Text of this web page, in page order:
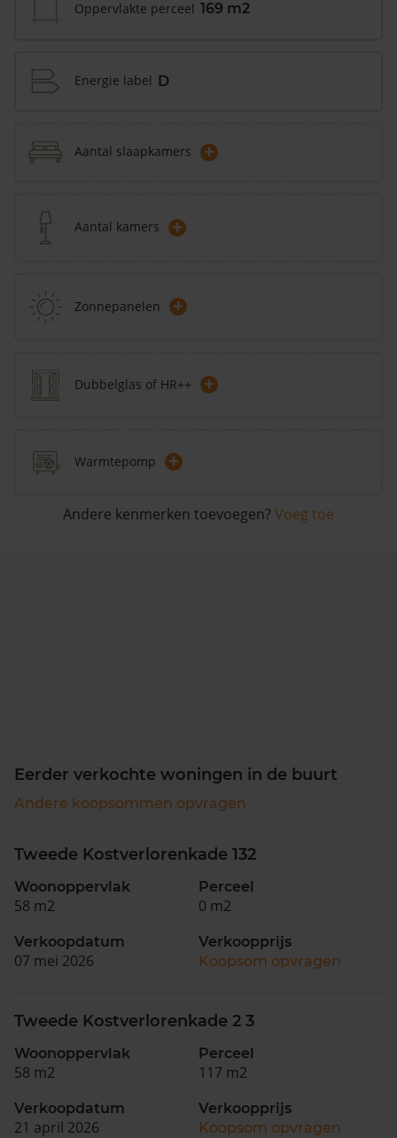
Oppervlakte perceel 169 m2
Energie label D
Aantal slaapkamers +
Aantal kamers +
Zonnepanelen +
Dubbelglas of HR++ +
Warmtepomp +
Andere kenmerken toevoegen? Voeg toe
Eerder verkochte woningen in de buurt
Andere koopsommen opvragen
Tweede Kostverlorenkade 132
Woonoppervlak
58 m2
Perceel
0 m2
Verkoopdatum
07 mei 2026
Verkoopprijs
Koopsom opvragen
Tweede Kostverlorenkade 2 3
Woonoppervlak
58 m2
Perceel
117 m2
Verkoopdatum
21 april 2026
Verkoopprijs
Koopsom opvragen